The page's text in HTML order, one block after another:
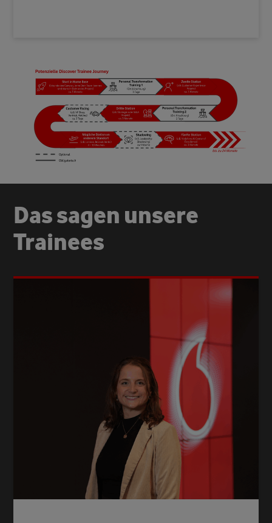
Das sagen unsere
Trainees